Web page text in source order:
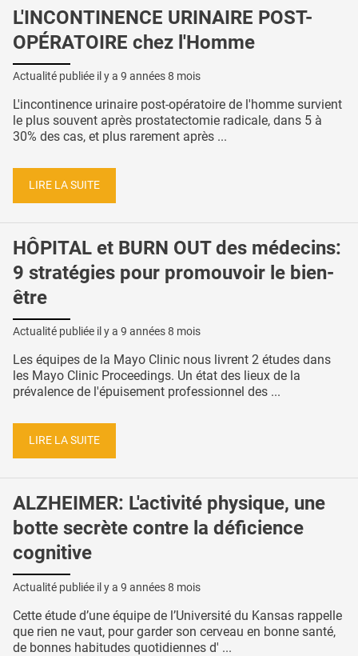
L'INCONTINENCE URINAIRE POST-
OPÉRATOIRE chez l'Homme
Actualité publiée il y a 9 années 8 mois
L'incontinence urinaire post-opératoire de l'homme survient
le plus souvent après prostatectomie radicale, dans 5 à
30% des cas, et plus rarement après ...
LIRE LA SUITE
HÔPITAL et BURN OUT des médecins:
9 stratégies pour promouvoir le bien-
être
Actualité publiée il y a 9 années 8 mois
Les équipes de la Mayo Clinic nous livrent 2 études dans
les Mayo Clinic Proceedings. Un état des lieux de la
prévalence de l'épuisement professionnel des ...
LIRE LA SUITE
ALZHEIMER: L'activité physique, une
botte secrète contre la déficience
cognitive
Actualité publiée il y a 9 années 8 mois
Cette étude d’une équipe de l’Université du Kansas rappelle
que rien ne vaut, pour garder son cerveau en bonne santé,
de bonnes habitudes quotidiennes d' ...